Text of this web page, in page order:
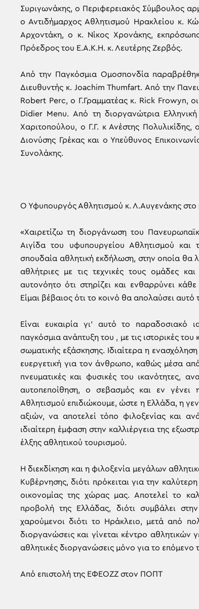
Συριγωνάκης, ο Περιφερειακός Σύμβουλος
ο Αντιδήμαρχος Αθλητισμού Ηρακλείου κ.
Αρχοντάκη, ο κ. Νίκος Χρονάκης,
Πρόεδρος του Ε.Α.Κ.Η. κ. Λευτέρης Ζερβός.
Από την Παγκόσμια Ομοσπονδία
Διευθυντής κ. Joachim Thumfart. Από την
Robert Perc, ο Γ.Γραμματέας κ. Rick Frowyn,
Didier Menu. Από τη διοργανώτρια
Χαριτοπούλου, ο Γ.Γ. κ Ανέστης
Διονύσης Γρέκας και ο Υπεύθυνος
Συνολάκης.
Ο Υφυπουργός Αθλητισμού κ. Λ.Αυγενάκης στο
«Χαιρετίζω τη διοργάνωση του
Αιγίδα του υφυπουργείου Αθλητισμού
σπουδαία αθλητική εκδήλωση, στην οποία θα
αθλήτριες με τις τεχνικές τους ομάδες
αυτονόητο ότι στηρίζει και ενθαρρύνει
Είμαι βέβαιος ότι το κοινό θα απολαύσει
Είναι ευκαιρία γι’ αυτό το παραδοσιακό
παγκόσμια ανάπτυξη του , με τις ιστορικές
σωματικής εξάσκησης. Ιδιαίτερα η
ευεργετική για τον άνθρωπο, καθώς μέσα
πνευματικές και φυσικές του ικανότητες,
αυτοπεποίθηση, ο σεβασμός και εν γένει
Αθλητισμού επιδιώκουμε, ώστε η Ελλάδα, η
αξιών, να αποτελεί τόπο φιλοξενίας και
ιδιαίτερη έμφαση στην καλλιέργεια της
έλξης αθλητικού τουρισμού.
Η διεκδίκηση και η φιλοξενία μεγάλων
Κυβέρνησης, διότι πρόκειται για την
οικονομίας της χώρας μας. Αποτελεί το
προβολή της Ελλάδας, διότι συμβάλει
χαρούμενοι διότι το Ηράκλειο, μετά από
διοργανώσεις και γίνεται κέντρο αθλητικών
αθλητικές διοργανώσεις μόνο για το επόμενο
Από επιστολή της ΕΦΕΟΖΖ στον ΠΟΠΤ